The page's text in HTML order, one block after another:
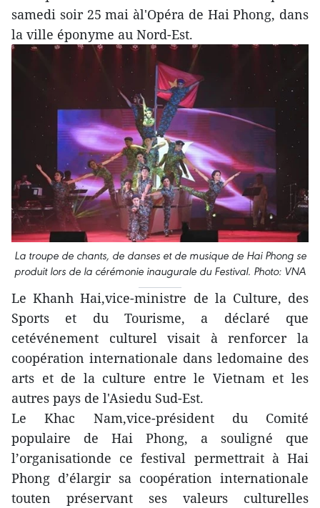
samedi soir 25 mai àl'Opéra de Hai Phong, dans
la ville éponyme au Nord-Est.
La troupe de chants, de danses et de musique de Hai Phong se
produit lors de la cérémonie inaugurale du Festival. Photo: VNA
Le Khanh Hai,vice-ministre de la Culture, des
Sports et du Tourisme, a déclaré que
cetévénement culturel visait à renforcer la
coopération internationale dans ledomaine des
arts et de la culture entre le Vietnam et les
autres pays de l'Asiedu Sud-Est.
Le Khac Nam,vice-président du Comité
populaire de Hai Phong, a souligné que
l’organisationde ce festival permettrait à Hai
Phong d’élargir sa coopération internationale
touten préservant ses valeurs culturelles